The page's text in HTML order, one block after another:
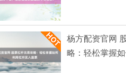
杨方配资官网
略：轻松掌握